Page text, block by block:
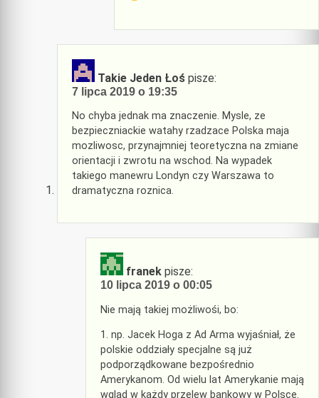
Takie Jeden Łoś pisze:
7 lipca 2019 o 19:35
No chyba jednak ma znaczenie. Mysle, ze
bezpieczniackie watahy rzadzace Polska maja
mozliwosc, przynajmniej teoretyczna na zmiane
orientacji i zwrotu na wschod. Na wypadek
takiego manewru Londyn czy Warszawa to
dramatyczna roznica.
franek pisze:
10 lipca 2019 o 00:05
Nie mają takiej możliwośi, bo:
1. np. Jacek Hoga z Ad Arma wyjaśniał, że
polskie oddziały specjalne są już
podporządkowane bezpośrednio
Amerykanom. Od wielu lat Amerykanie mają
wgląd w każdy przelew bankowy w Polsce.